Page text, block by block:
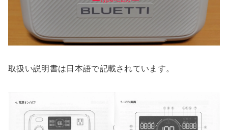
取扱い説明書は日本語で記載されています。